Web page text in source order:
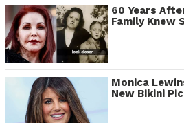
60 Years
Family Knew
Monica
New Bikini